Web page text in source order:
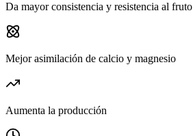
Da mayor consistencia y resistencia al fruto
Mejor asimilación de calcio y magnesio
Aumenta la producción